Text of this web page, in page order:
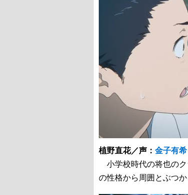
植野直花／声： 金子有希
小学校時代の将也の
の性格から周囲とぶつ